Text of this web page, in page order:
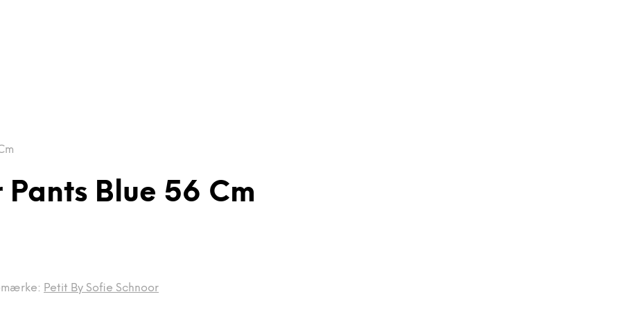
Blue 56 Cm
Petit By Sofie Schnoor